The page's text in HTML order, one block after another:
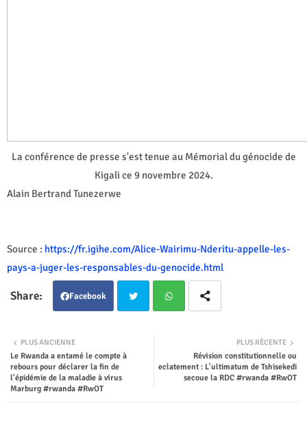
La conférence de presse s'est tenue au Mémorial du génocide de
Kigali ce 9 novembre 2024.
Alain Bertrand Tunezerwe
Source : https://fr.igihe.com/Alice-Wairimu-Nderitu-appelle-les-
pays-a-juger-les-responsables-du-genocide.html
Facebook
PLUS RÉCENTE
Révision constitutionnelle ou
eclatement : L'ultimatum de Tshisekedi
secoue la RDC #rwanda #RwOT
PLUS ANCIENNE
Le Rwanda a entamé le compte à
rebours pour déclarer la fin de
l'épidémie de la maladie à virus
Marburg #rwanda #RwOT